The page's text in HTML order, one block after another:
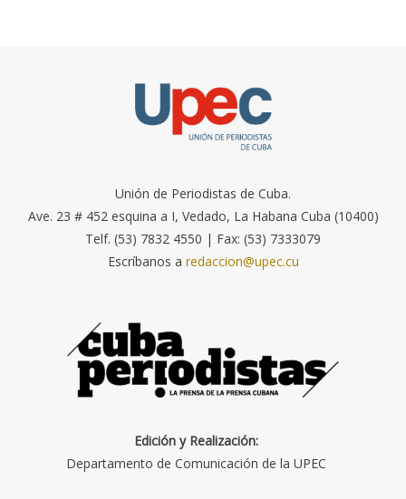
Unión de Periodistas de Cuba.
Ave. 23 # 452 esquina a I, Vedado, La Habana Cuba (10400)
Telf. (53) 7832 4550 | Fax: (53) 7333079
Escríbanos a redaccion@upec.cu
Edición y Realización:
Departamento de Comunicación de la UPEC